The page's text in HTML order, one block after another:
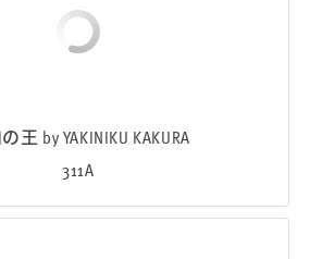
王 by YAKINIKU KAKURA
311A